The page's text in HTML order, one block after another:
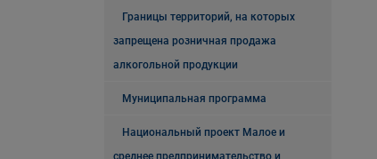
Границы территорий, на которых
запрещена розничная продажа
алкогольной продукции
Муниципальная программа
Национальный проект Малое и
среднее предпринимательство и